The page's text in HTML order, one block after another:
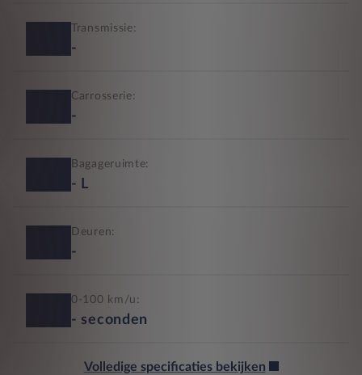
Transmissie:
-
Carrosserie:
-
Bagageruimte:
- L
Deuren:
-
0-100 km/u:
- seconden
Volledige specificaties bekijken